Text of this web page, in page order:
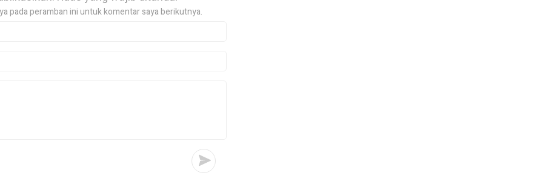
pada peramban ini untuk komentar saya berikutnya.